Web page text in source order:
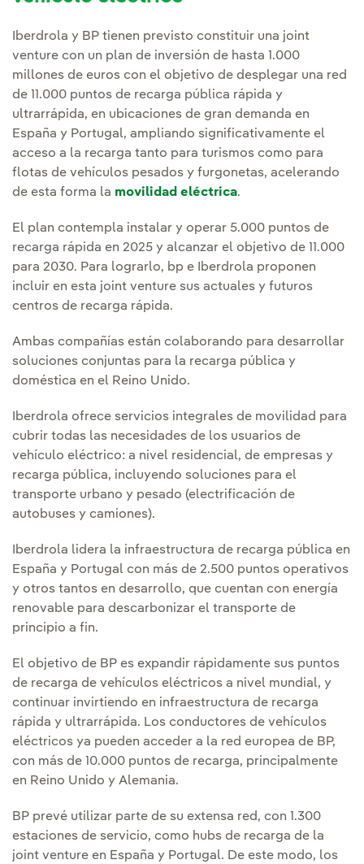
Iberdrola y BP tienen previsto constituir una joint
venture con un plan de inversión de hasta 1.000
millones de euros con el objetivo de desplegar una red
de 11.000 puntos de recarga pública rápida y
ultrarrápida, en ubicaciones de gran demanda en
España y Portugal, ampliando significativamente el
acceso a la recarga tanto para turismos como para
flotas de vehículos pesados y furgonetas, acelerando
de esta forma la movilidad eléctrica.
El plan contempla instalar y operar 5.000 puntos de
recarga rápida en 2025 y alcanzar el objetivo de 11.000
para 2030. Para lograrlo, bp e Iberdrola proponen
incluir en esta joint venture sus actuales y futuros
centros de recarga rápida.
Ambas compañías están colaborando para desarrollar
soluciones conjuntas para la recarga pública y
doméstica en el Reino Unido.
Iberdrola ofrece servicios integrales de movilidad para
cubrir todas las necesidades de los usuarios de
vehículo eléctrico: a nivel residencial, de empresas y
recarga pública, incluyendo soluciones para el
transporte urbano y pesado (electrificación de
autobuses y camiones).
Iberdrola lidera la infraestructura de recarga pública en
España y Portugal con más de 2.500 puntos operativos
y otros tantos en desarrollo, que cuentan con energía
renovable para descarbonizar el transporte de
principio a fin.
El objetivo de BP es expandir rápidamente sus puntos
de recarga de vehículos eléctricos a nivel mundial, y
continuar invirtiendo en infraestructura de recarga
rápida y ultrarrápida. Los conductores de vehículos
eléctricos ya pueden acceder a la red europea de BP,
con más de 10.000 puntos de recarga, principalmente
en Reino Unido y Alemania.
BP prevé utilizar parte de su extensa red, con 1.300
estaciones de servicio, como hubs de recarga de la
joint venture en España y Portugal. De este modo, los